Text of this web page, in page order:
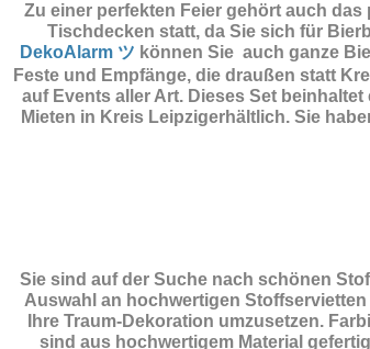
Zu einer perfekten Feier gehört auch
Tischdecken statt, da Sie sich für
DekoAlarm ツ können Sie auch ganze
Feste und Empfänge, die draußen statt
auf Events aller Art. Dieses Set
Mieten in Kreis Leipzigerhältlich. Sie
Sie sind auf der Suche nach schönen
Auswahl an hochwertigen
Ihre Traum-Dekoration umzusetzen.
sind aus hochwertigem Material